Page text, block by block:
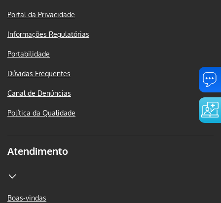
Portal da Privacidade
Informações Regulatórias
Portabilidade
Dúvidas Frequentes
Canal de Denúncias
Política da Qualidade
Atendimento
Boas-vindas